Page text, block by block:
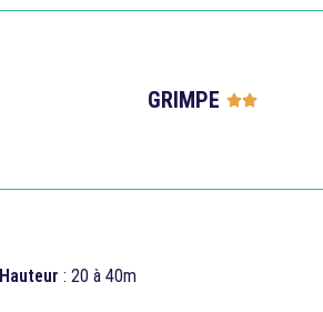
GRIMPE 
Hauteur : 20 à 40m